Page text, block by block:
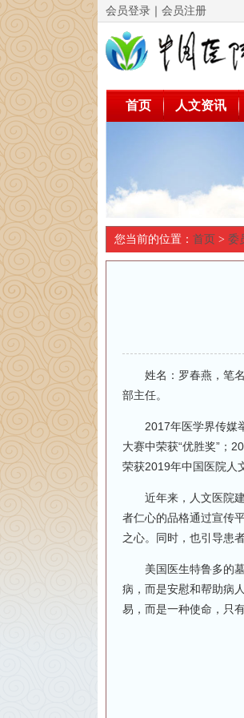
会员登录 ｜ 会员注册
首页 人文资讯
您当前的位置： 首页 > 委
姓名：罗春燕，笔名
部主任。
2017年医学界传媒举
大赛中荣获“优胜奖”；
荣获2019年中国医院人
近年来，人文医院建
者仁心的品格通过宣传
之心。同时，也引导患
美国医生特鲁多的墓
病，而是安慰和帮助病
易，而是一种使命，只